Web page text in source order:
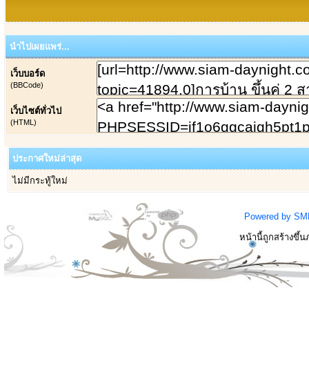
นำไปเผยแพร่...
เว็บบอร์ด
(BBCode)
เว็บไซต์ทั่วไป
(HTML)
ประกาศใหม่ล่าสุด
ไม่มีกระทู้ใหม่
Powered by
หน้านี้ถูกสร้างขึ้น